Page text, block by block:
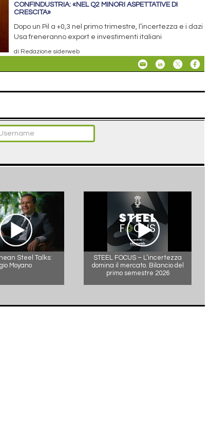
CONFINDUSTRIA: «NEL Q2 MINORI ASPETTATIVE DI
CRESCITA»
Dopo un Pil a +0,3 nel primo trimestre, l’incertezza e i dazi
Usa freneranno export e investimenti italiani
di Redazione siderweb
Steel Talks:
Moyano
STEEL FOCUS – L’incertezza
domina il mercato. Bilancio del
primo semestre 2026